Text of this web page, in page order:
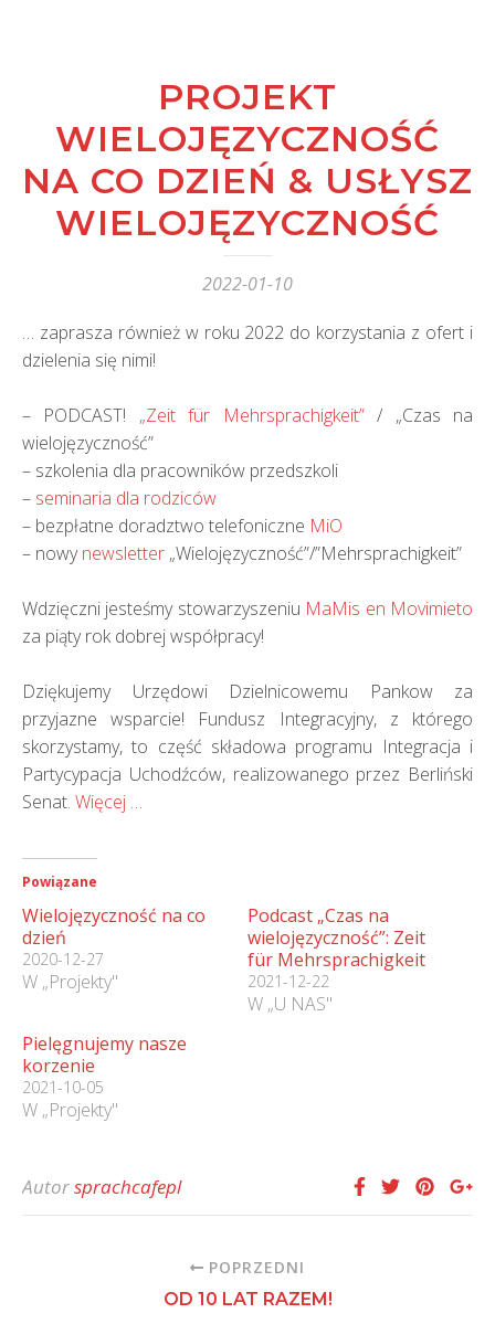
PROJEKT
WIELOJĘZYCZNOŚĆ
NA CO DZIEŃ & USŁYSZ
WIELOJĘZYCZNOŚĆ
2022-01-10
… zaprasza również w roku 2022 do korzystania z ofert i
dzielenia się nimi!
– PODCAST! „Zeit für Mehrsprachigkeit”/ „Czas na
wielojęzyczność”
– szkolenia dla pracowników przedszkoli
– seminaria dla rodziców
– bezpłatne doradztwo telefoniczne MiO
– nowynewsletter „Wielojęzyczność”/”Mehrsprachigkeit”
Wdzięczni jesteśmy stowarzyszeniu MaMis en Movimieto
za piąty rok dobrej współpracy!
Dziękujemy Urzędowi Dzielnicowemu Pankow za
przyjazne wsparcie! Fundusz Integracyjny, z którego
skorzystamy, to część składowa programu Integracja i
Partycypacja Uchodźców, realizowanego przez Berliński
Senat. Więcej …
Powiązane
Wielojęzyczność na co
dzień
2020-12-27
W „Projekty"
Podcast „Czas na
wielojęzyczność”: Zeit
für Mehrsprachigkeit
2021-12-22
W „U NAS"
Pielęgnujemy nasze
korzenie
2021-10-05
W „Projekty"
Autorsprachcafepl
POPRZEDNI
OD 10 LAT RAZEM!